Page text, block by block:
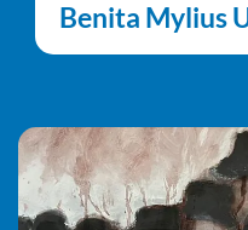
Benita Mylius